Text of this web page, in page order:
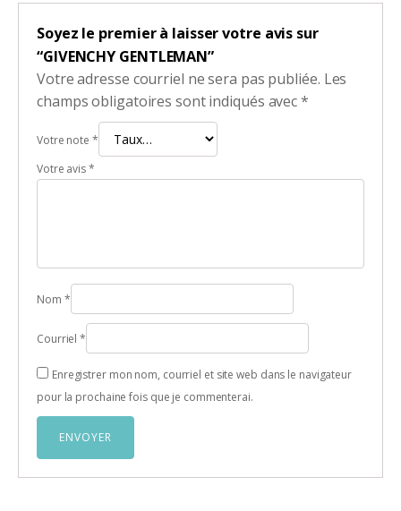
Soyez le premier à laisser votre avis sur
“GIVENCHY GENTLEMAN”
Votre adresse courriel ne sera pas publiée. Les
champs obligatoires sont indiqués avec*
Votre note *
Votre avis*
Nom *
Courriel*
Enregistrer mon nom, courriel et site web dans le navigateur
pour la prochaine fois que je commenterai.